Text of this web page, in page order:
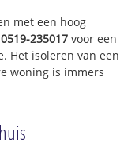
met een hoog
235017 voor een
Het isoleren van een
woning is immers